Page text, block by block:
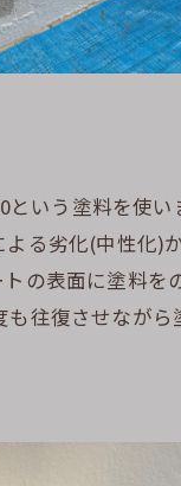
いう塗料を使
る劣化(中性化)
の表面に塗料
往復させなが